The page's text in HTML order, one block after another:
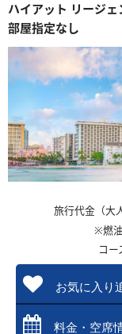
ハイアット リージ
部屋指定なし
旅行代金（大
※燃
コ
お気に入り
料金・空席